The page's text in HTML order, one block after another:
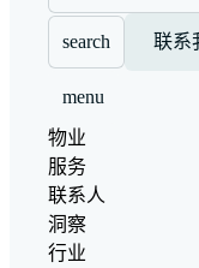
search 联系
menu
物业
服务
联系人
洞察
行业